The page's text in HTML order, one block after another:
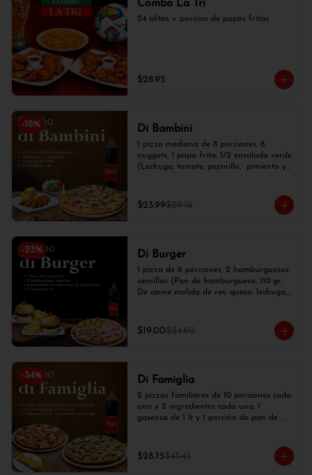
Combo La Tri
24 alitas + porcion de papas fritas
$28.95
-18% Di Bambini
1 pizza mediana de 8 porciones, 8
nuggets, 1 papa frita, 1/2 ensalada verde
(Lechuga, tomate, pepinillo,  pimiento y
$23.99$29.16
-23% Di Burger
1 pizza de 6 porciones, 2 hamburguesas
sencillas (Pan de hamburguesa, 110 gr.
De carne molida de res, queso, lechuga,
$19.00$24.60
-34% Di Famiglia
2 pizzas familiares de 10 porciones cada
una y 2 ingredientes cada una, 1
gaseosa de 1 lt y 1 porción de pan de
$28.75$43.45